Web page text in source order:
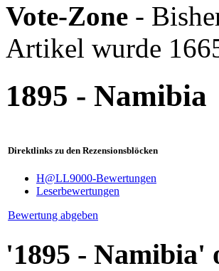
Vote-Zone -
Artikel wurde
1895 - Namibia
Direktlinks zu den Rezensionsblöcken
H@LL9000-Bewertungen
Leserbewertungen
Bewertung abgeben
'1895 - Namibia'